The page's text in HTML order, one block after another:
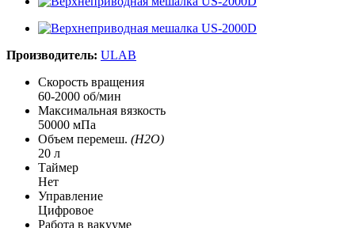
Производитель: ULAB
Скорость вращения
60-2000 об/мин
Максимальная вязкость
50000 мПа
Объем перемеш. (H2O)
20 л
Таймер
Нет
Управление
Цифровое
Работа в вакууме